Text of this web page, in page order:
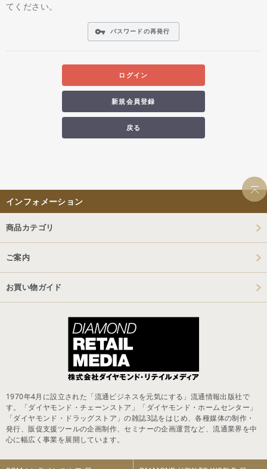
てください。
vpn_key パスワードの再発行
ログイン
新規会員登録
戻る
インフォメーション
商品カテゴリ
ご案内
お買い物ガイド
1970年4月に設立された「流通ビジネスを元気にする」流通情報出版社で
す。「ダイヤモンド・チェーンストア」「ダイヤモンド・ホームセンター」
「ダイヤモンド・ドラッグストア」の雑誌3誌をはじめ、各種媒体の制作・
発行、販促支援ツールの企画制作、セミナーの企画運営など、流通業界を中
心に幅広く事業を展開しています。